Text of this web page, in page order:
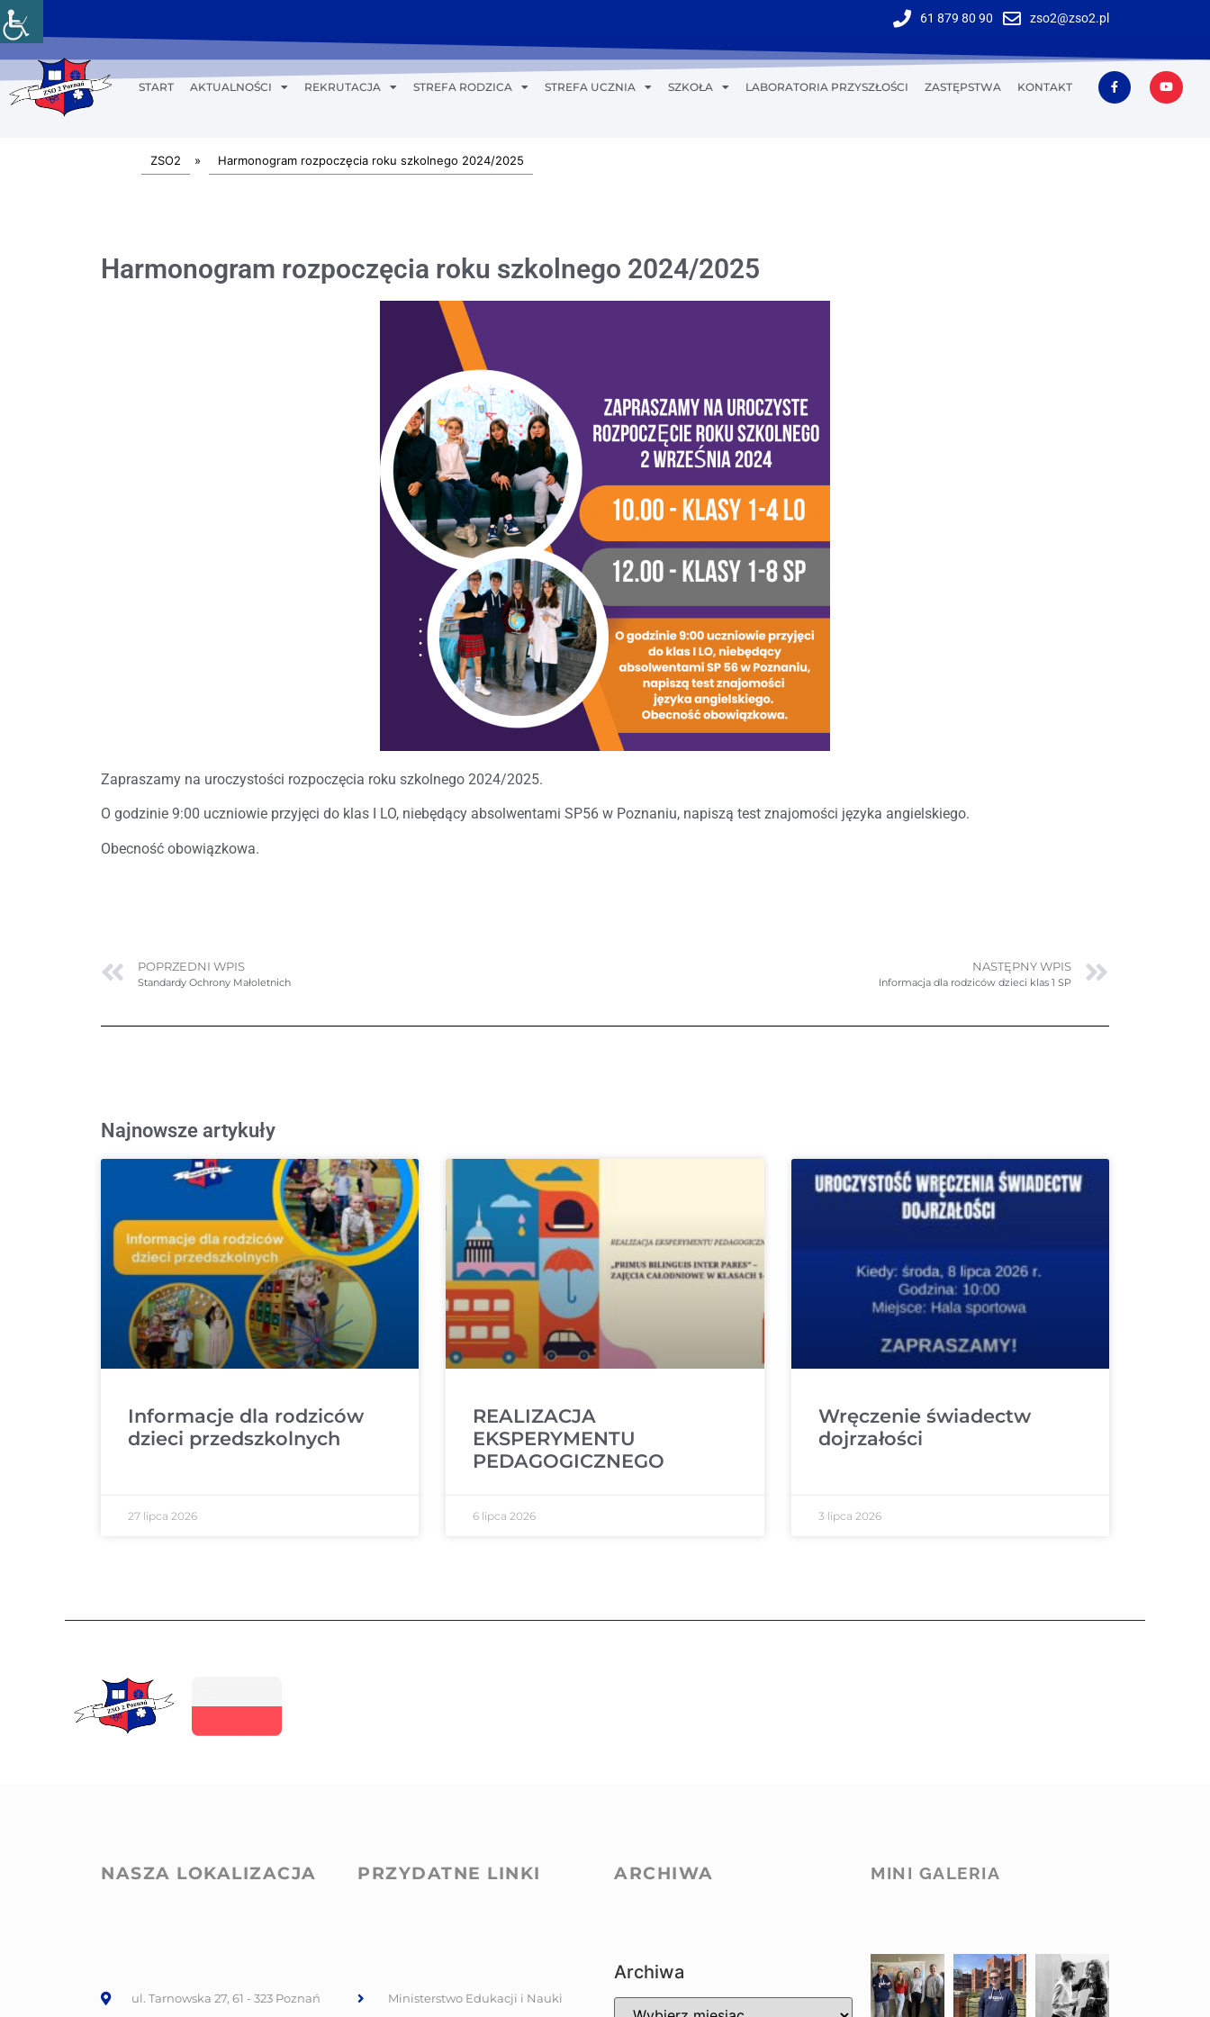
61 879 80 90 zso2@zso2.pl
START AKTUALNOŚCI REKRUTACJA STREFA RODZICA STREFA UCZNIA SZKOŁA LABORATORIA PRZYSZŁOŚCI ZASTĘPSTWA KONTAKT
ZSO2 » Harmonogram rozpoczęcia roku szkolnego 2024/2025
Harmonogram rozpoczęcia roku szkolnego 2024/2025
Zapraszamy na uroczystości rozpoczęcia roku szkolnego 2024/2025.
O godzinie 9:00 uczniowie przyjęci do klas I LO, niebędący absolwentami SP56 w Poznaniu, napiszą test znajomości języka angielskiego.
Obecność obowiązkowa.
POPRZEDNI WPIS
Standardy Ochrony Małoletnich
NASTĘPNY WPIS
Informacja dla rodziców dzieci klas 1 SP
Najnowsze artykuły
Informacje dla rodziców
dzieci przedszkolnych
27 lipca 2026
REALIZACJA
EKSPERYMENTU
PEDAGOGICZNEGO
6 lipca 2026
Wręczenie świadectw
dojrzałości
3 lipca 2026
NASZA LOKALIZACJA
ul. Tarnowska 27, 61 - 323 Poznań
PRZYDATNE LINKI
Ministerstwo Edukacji i Nauki
ARCHIWA
Archiwa
MINI GALERIA